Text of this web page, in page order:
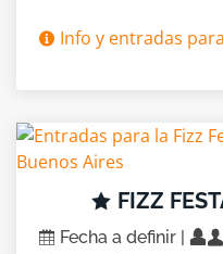
Info y entradas
FIZZ
Fecha a definir |